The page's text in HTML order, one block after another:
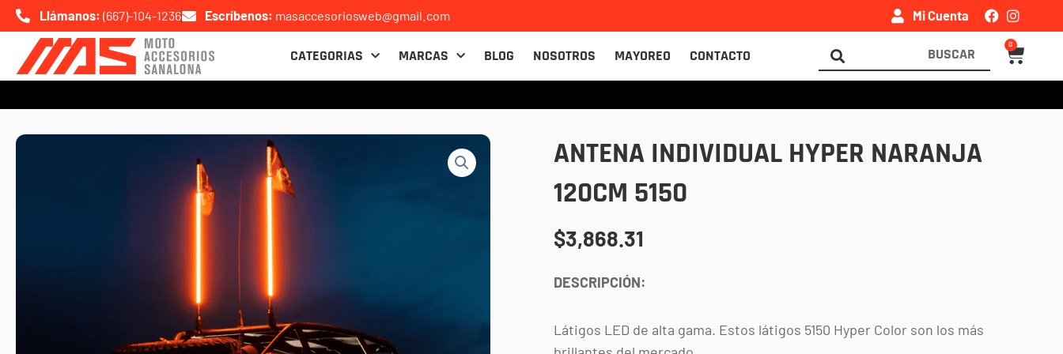
contenido
Llámanos: (667)-104-1236 Escríbenos: masaccesoriosweb@gmail.com Mi Cuenta
CATEGORIAS MARCAS BLOG NOSOTROS MAYOREO CONTACTO
Search
...
0
Carrito
ANTENA INDIVIDUAL HYPER NARANJA
120CM 5150
$3,868.31
DESCRIPCIÓN:
Látigos LED de alta gama. Estos látigos 5150 Hyper Color son los más